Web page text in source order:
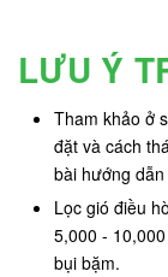
LƯU Ý
Tham khảo ở
đặt và cách
bài hướng
Lọc gió điều
5,000 -
bụi bặm.